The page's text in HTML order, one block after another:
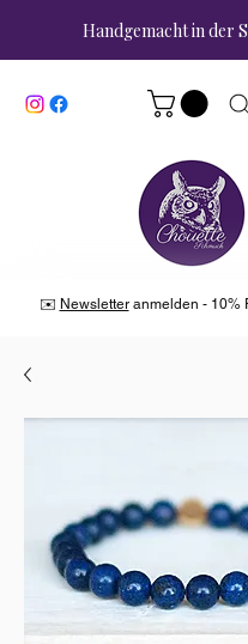
Handgemacht in der
✉️ Newsletteranmelden - 10%